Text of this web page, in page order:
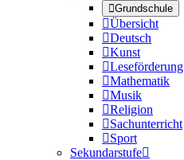
Grundschule
Übersicht
Deutsch
Kunst
Leseförderung
Mathematik
Musik
Religion
Sachunterricht
Sport
Sekundarstufe